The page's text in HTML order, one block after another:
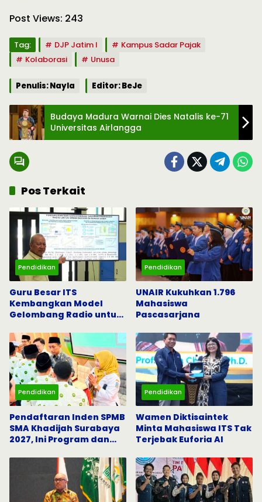
Post Views: 243
Tag: DJP Jatim I
Kampus Sadar Pajak
Kolaborasi
Unusa
Penulis: Nayla Editor: BeJe
Budaya Madura Warnai Dies Natalis ke-71
Universitas Airlangga
Pos Terkait
Pendidikan
Guru Besar ITS
Kembangkan Model
Gelombang Radio untuk
Darurat
Pendidikan
UNAIR Kukuhkan 1.796
Mahasiswa
Pascasarjana
Pendidikan
Pendaftaran Inden SPMB
SMA Khadijah Surabaya
2027, Ini Program dan
Pendidikan
Wamen Diktisaintek
Minta Mahasiswa ITS Tak
Terjebak Euforia AI